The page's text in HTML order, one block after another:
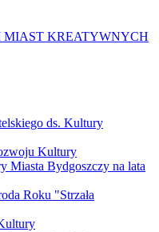
MIAST KREATYWNYCH
ds. Kultury
Kultury
Miasta Bydgoszczy na lata
Roku "Strzała